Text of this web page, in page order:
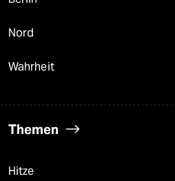
Nord
Wahrheit
Themen
Hitze